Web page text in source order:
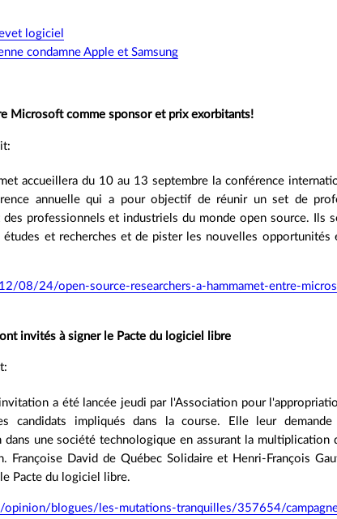
logiciel
condamne Apple et Samsung
Microsoft comme sponsor et prix exorbitants!
accueillera du 10 au 13 septembre la conférence
annuelle qui a pour objectif de réunir un set de
professionnels et industriels du monde open source. Ils
et recherches et de pister les nouvelles opportunités
08/24/open-source-researchers-a-hammamet-entre-
invités à signer le Pacte du logiciel libre
a été lancée jeudi par l'Association pour
candidats impliqués dans la course. Elle leur demande
une société technologique en assurant la multiplication
Françoise David de Québec Solidaire et Henri-François
Pacte du logiciel libre.
blogues/les-mutations-tranquilles/357654/